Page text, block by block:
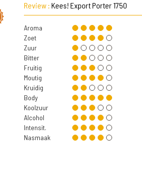
Review : Kees! Export Porter 1750
Aroma
Zoet
Zuur
Bitter
Fruitig
Moutig
Kruidig
Body
Koolzuur
Alcohol
Intensit.
Nasmaak